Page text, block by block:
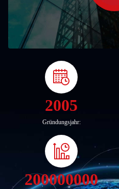
2005
Gründungsjahr:
200000000